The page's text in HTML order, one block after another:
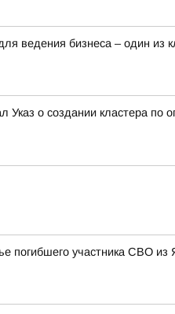
ведения бизнеса – один из
о создании кластера по
участника СВО